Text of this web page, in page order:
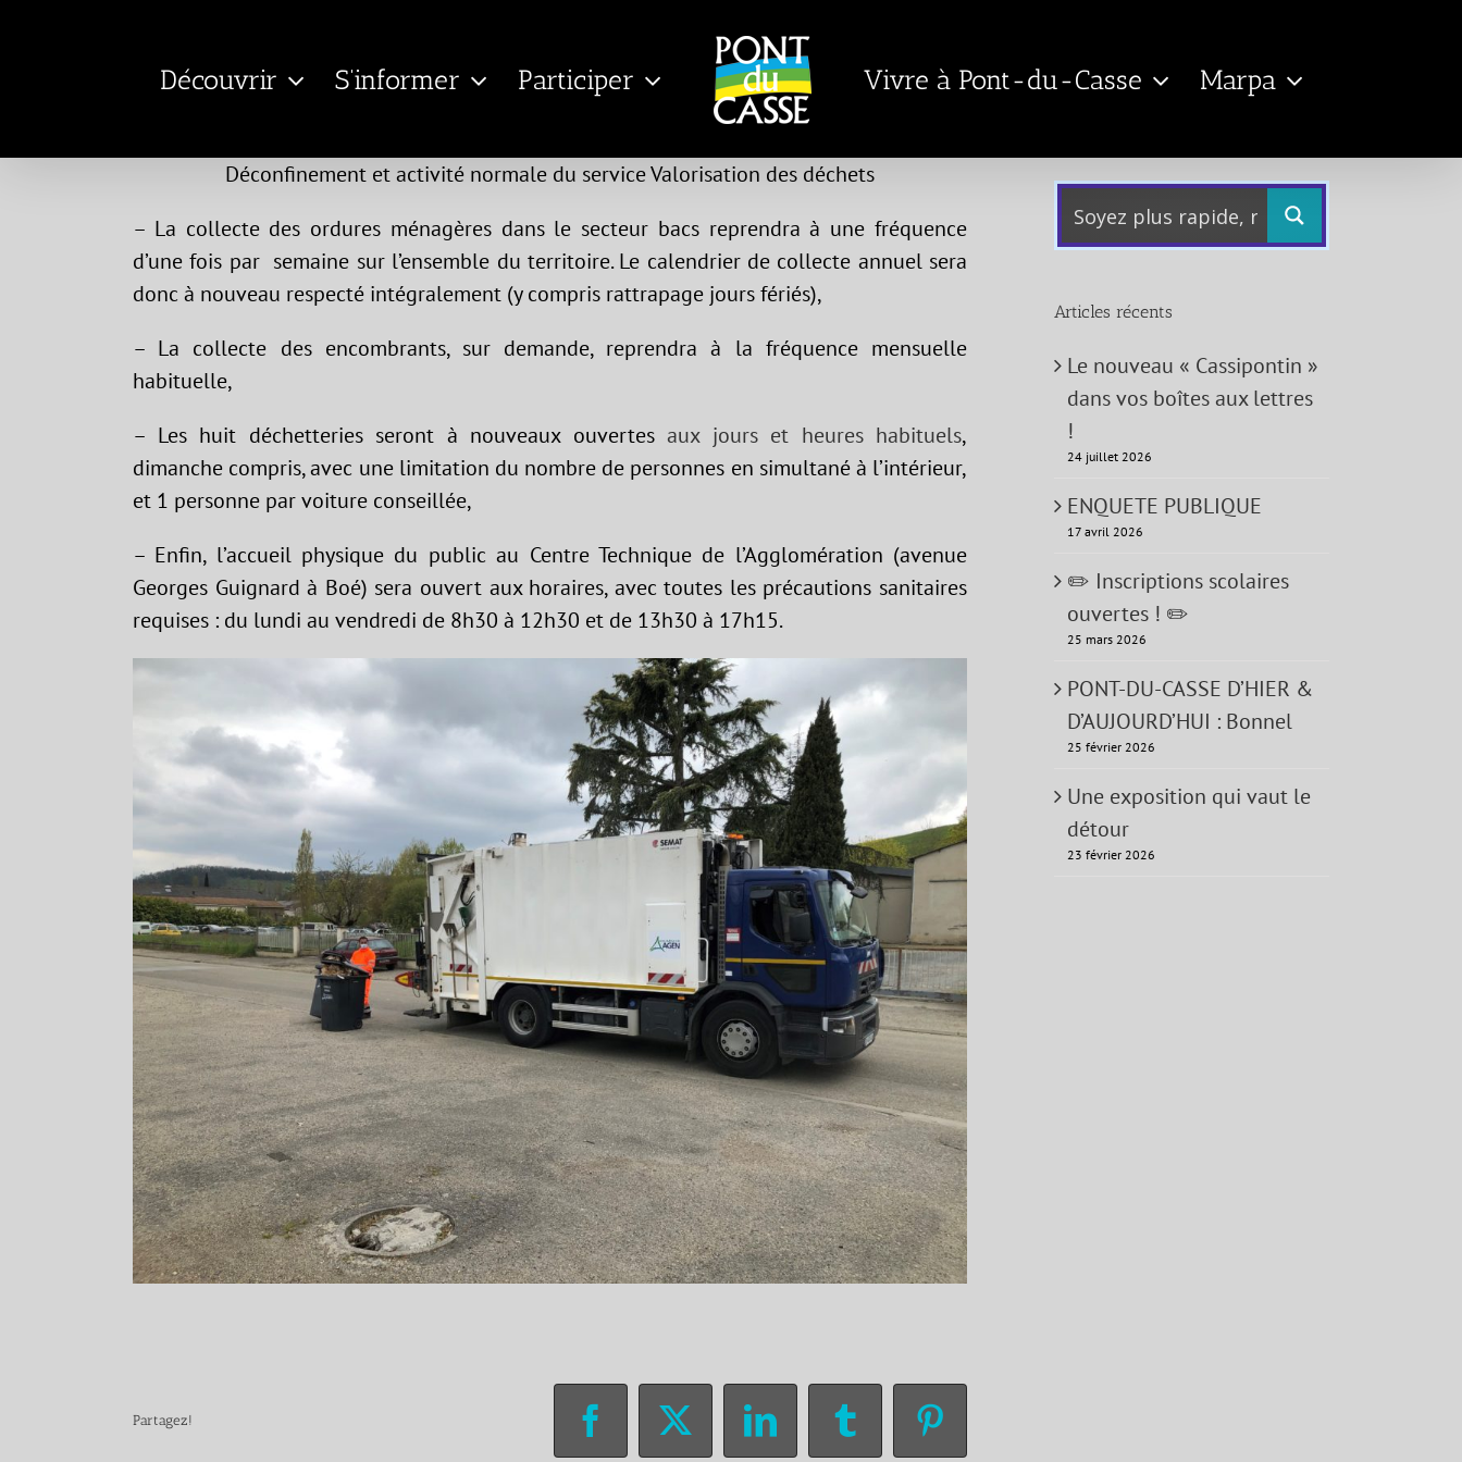
Découvrir S’informer Participer Vivre à Pont-du-Casse Marpa
Déconfinement et activité normale du service Valorisation des déchets
– La collecte des ordures ménagères dans le secteur bacs reprendra à une fréquence
d’une fois par semaine sur l’ensemble du territoire. Le calendrier de collecte annuel sera
donc à nouveau respecté intégralement (y compris rattrapage jours fériés),
– La collecte des encombrants, sur demande, reprendra à la fréquence mensuelle
habituelle,
– Les huit déchetteries seront à nouveaux ouvertes aux jours et heures habituels,
dimanche compris, avec une limitation du nombre de personnes en simultané à l’intérieur,
et 1 personne par voiture conseillée,
– Enfin, l’accueil physique du public au Centre Technique de l’Agglomération (avenue
Georges Guignard à Boé) sera ouvert aux horaires, avec toutes les précautions sanitaires
requises : du lundi au vendredi de 8h30 à 12h30 et de 13h30 à 17h15.
Partagez! Facebook
X LinkedInTumblrPinterest
Articles récents
Le nouveau « Cassipontin »
dans vos boîtes aux lettres
!
24 juillet 2026
ENQUETE PUBLIQUE
17 avril 2026
✏️ Inscriptions scolaires
ouvertes ! ✏️
25 mars 2026
PONT-DU-CASSE D’HIER &
D’AUJOURD’HUI : Bonnel
25 février 2026
Une exposition qui vaut le
détour
23 février 2026